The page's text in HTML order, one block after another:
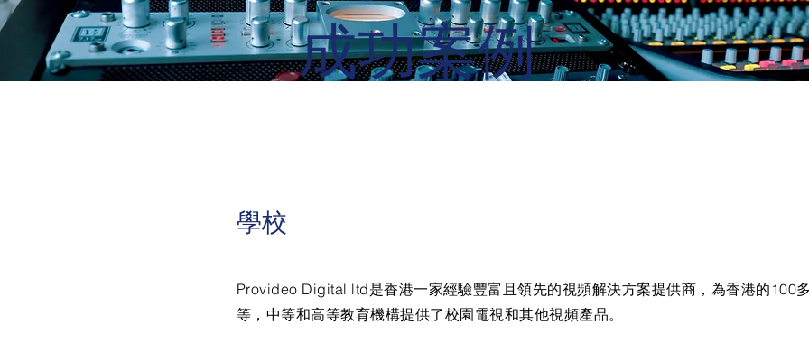
成功案例
學校
Provideo Digital ltd是香港一家經驗豐富且領先的視頻解決方案提供商，為香港的100
等，中等和高等教育機構提供了校園電視和其他視頻產品。